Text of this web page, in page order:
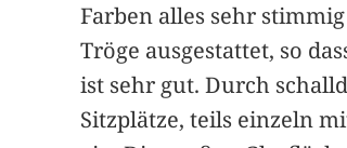
Farben alles sehr
Tröge ausgestattet, so
ist sehr gut. Durch
Sitzplätze, teils einzeln